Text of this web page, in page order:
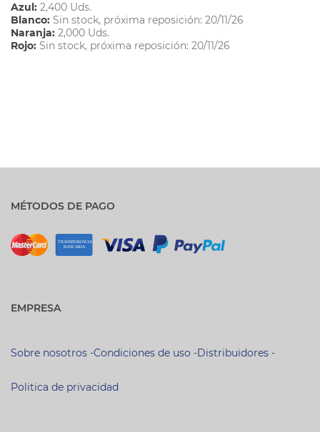
Azul: 2,400 Uds.
Blanco: Sin stock, próxima reposición: 20/11/26
Naranja: 2,000 Uds.
Rojo: Sin stock, próxima reposición: 20/11/26
MÉTODOS DE PAGO
EMPRESA
Sobre nosotros -Condiciones de uso -Distribuidores -
Politica de privacidad